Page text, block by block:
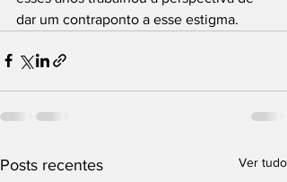
dar um contraponto a esse estigma.
Posts recentes Ver tudo